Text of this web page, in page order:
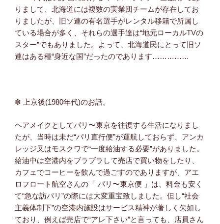
りまして、北海道には複数の実業団チームが存在してお
りましたが、旧ソ連の有名選手がレンタル移籍で所属し
ている場合が多く、それらの選手達は“地元ローカルTVの
スター”でもありました。よって、北海道民にとって旧ソ
連はある種“身近な国”だったのであります……………
❇ 上京後(1980年代)のお話。
ヘアメイクとしてパリ〜東京を往復する生活になりまし
たが、当時は未だ“パリ直行便”が運航しておらず、アンカ
レッジ又はモスクワで“一度給油する必要”がありました。
給油中は空港内をブラブラして売店で買い物をしたり、
カフェでコーヒーを飲んで過ごすのでありますが、アエ
ロフロート航空さんの「 パリ〜東京便 」は、料金も安く
て“急な訪パリ”の際には大変重宝致しました。但し“社会
主義体制下”の空港内施設はサービス精神が著しく欠如し
ており、例えば売店で“アレ下さい”と言っても、店員さん